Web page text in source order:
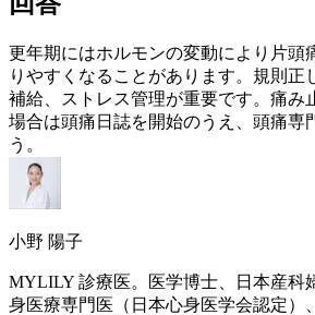
更年期にはホルモンの変動により片頭
りやすくなることがあります。規則正
補給、ストレス管理が重要です。痛み
場合は頭痛日誌を開始のうえ、頭痛専
う。
小野 陽子
MYLILY 診療医。医学博士、日本産科
身医療専門医（日本心身医学会認定）